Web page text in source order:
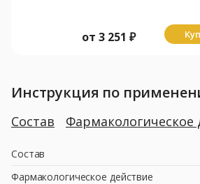
от 3 251 ₽
Инструкция по
Состав Фармакологическое
Состав
Фармакологическое действие